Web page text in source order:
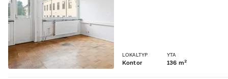
LOKALTYP
Kontor
YTA
136 m²